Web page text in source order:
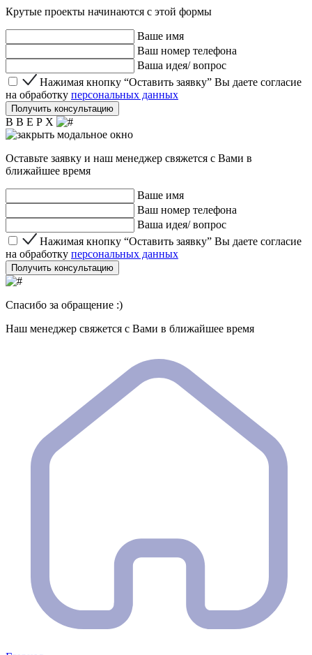
Крутые проекты начинаются с этой формы
Ваше имя
Ваш номер телефона
Ваша идея/ вопрос
Нажимая кнопку “Оставить заявку” Вы даете согласие
Нажимая кнопку “Оставить заявку” Вы даете согласие
на обработку персональных данных
Получить консультацию
В В Е Р Х
Оставьте заявку и наш менеджер свяжется с Вами в
ближайшее время
Ваше имя
Ваш номер телефона
Ваша идея/ вопрос
Нажимая кнопку “Оставить заявку” Вы даете согласие
Нажимая кнопку “Оставить заявку” Вы даете согласие
на обработку персональных данных
Получить консультацию
Спасибо за обращение :)
Наш менеджер свяжется с Вами в ближайшее время